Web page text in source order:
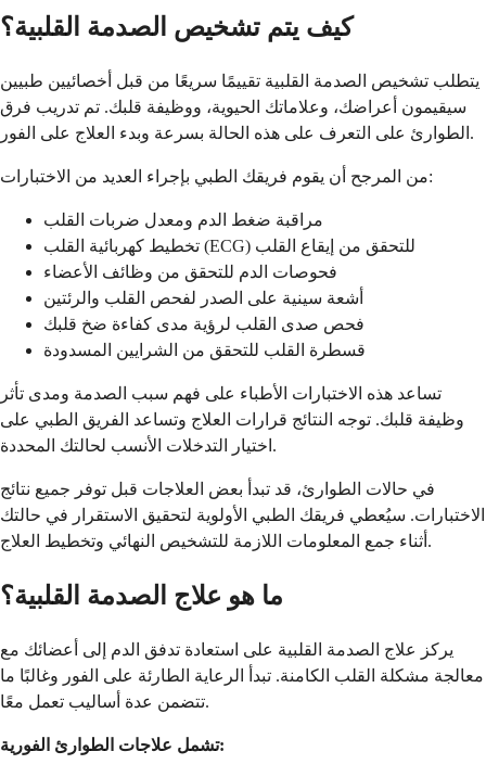
كيف يتم تشخيص الصدمة القلبية؟
يتطلب تشخيص الصدمة القلبية تقييمًا سريعًا من قبل أخصائيين طبيين
سيقيمون أعراضك، وعلاماتك الحيوية، ووظيفة قلبك. تم تدريب فرق
الطوارئ على التعرف على هذه الحالة بسرعة وبدء العلاج على الفور.
من المرجح أن يقوم فريقك الطبي بإجراء العديد من الاختبارات:
مراقبة ضغط الدم ومعدل ضربات القلب
تخطيط كهربائية القلب (ECG) للتحقق من إيقاع القلب
فحوصات الدم للتحقق من وظائف الأعضاء
أشعة سينية على الصدر لفحص القلب والرئتين
فحص صدى القلب لرؤية مدى كفاءة ضخ قلبك
قسطرة القلب للتحقق من الشرايين المسدودة
تساعد هذه الاختبارات الأطباء على فهم سبب الصدمة ومدى تأثر
وظيفة قلبك. توجه النتائج قرارات العلاج وتساعد الفريق الطبي على
اختيار التدخلات الأنسب لحالتك المحددة.
في حالات الطوارئ، قد تبدأ بعض العلاجات قبل توفر جميع نتائج
الاختبارات. سيُعطي فريقك الطبي الأولوية لتحقيق الاستقرار في حالتك
أثناء جمع المعلومات اللازمة للتشخيص النهائي وتخطيط العلاج.
ما هو علاج الصدمة القلبية؟
يركز علاج الصدمة القلبية على استعادة تدفق الدم إلى أعضائك مع
معالجة مشكلة القلب الكامنة. تبدأ الرعاية الطارئة على الفور وغالبًا ما
تتضمن عدة أساليب تعمل معًا.
تشمل علاجات الطوارئ الفورية: